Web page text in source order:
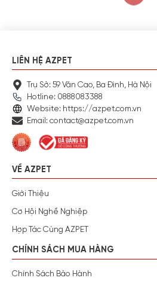
LIÊN HỆ AZPET
Trụ Sở: 59 Văn Cao, Ba Đình, Hà Nội
Hotline: 0888083388
Website: https://azpet.com.vn
Email: contact@azpet.com.vn
VỀ AZPET
Giới Thiệu
Cơ Hội Nghề Nghiệp
Hợp Tác Cùng AZPET
CHÍNH SÁCH MUA HÀNG
Chính Sách Bảo Hành